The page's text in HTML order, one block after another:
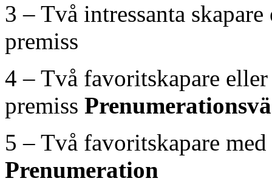
3 – Två intressanta
premiss
4 – Två favoritskapare
premiss
5 – Två favoritskapare
Prenumeration